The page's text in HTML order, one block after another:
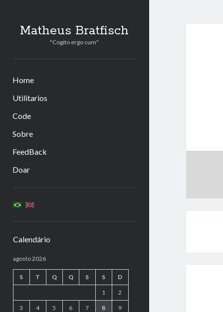
Matheus Bratfisch
"Cogito ergo sum"
Home
Utilitarios
Code
Sobre
FeedBack
Doar
Lateral
Calendário
agosto 2026
S T Q Q S S D
1 2
3 4 5 6 7 8 9